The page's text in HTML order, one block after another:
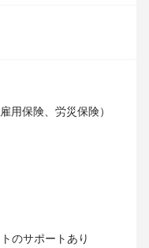
用保険、労災保険）
のサポートあり